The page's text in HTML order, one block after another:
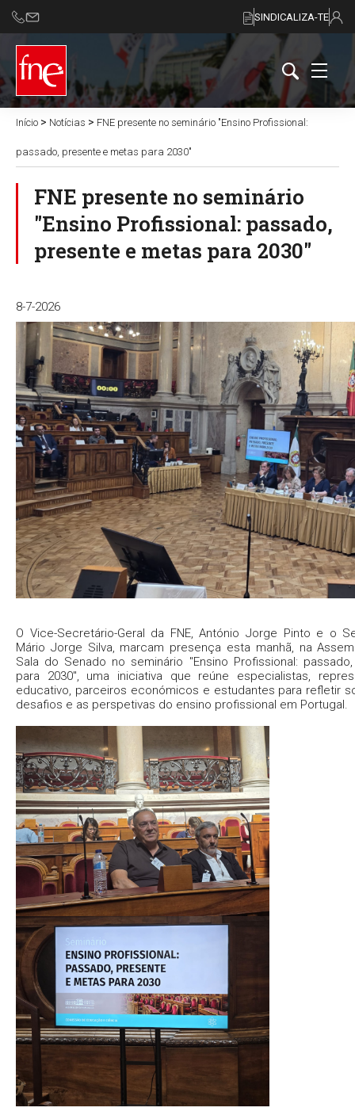
SINDICALIZA-TE
Início > Notícias > FNE presente no seminário "Ensino Profissional:
passado, presente e metas para 2030"
FNE presente no seminário
"Ensino Profissional: passado,
presente e metas para 2030"
8-7-2026
O Vice-Secretário-Geral da FNE, António Jorge Pinto e o
Mário Jorge Silva, marcam presença esta manhã, na
Sala do Senado no seminário "Ensino Profissional:
para 2030"​, ​uma iniciativa que reúne especialistas,
educativo, parceiros económicos e estudantes para refletir
desafios e as perspetivas do ensino profissional em Portugal.